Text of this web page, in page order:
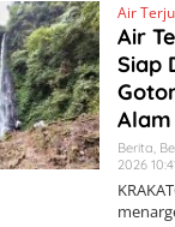
Air
Air
Siap
Alam
Berita,
2026